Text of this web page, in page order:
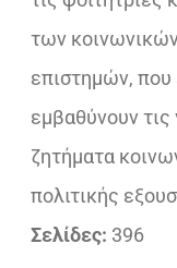
των
επιστημών, που
εμβαθύνουν
ζητήματα
πολιτικής
Σελίδες: 396